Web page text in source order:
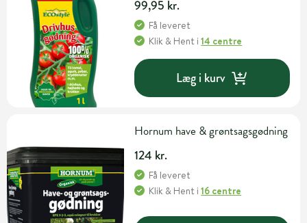
99,95 kr.
Få leveret
Klik & Hent i14 centre
Læg i kurv
Hornum have & grøntsagsgødning
124 kr.
Få leveret
Klik & Hent i16 centre